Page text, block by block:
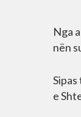
Nga
nën
e